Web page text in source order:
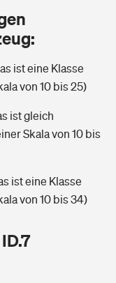
im Alter?
ist eine Klasse
von 10 bis 25)
ist gleich
Skala von 10 bis
ist eine Klasse
von 10 bis 34)